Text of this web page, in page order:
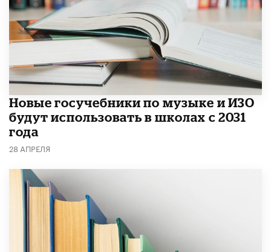
Новые госучебники по музыке и ИЗО
будут использовать в школах с 2031
года
28 АПРЕЛЯ